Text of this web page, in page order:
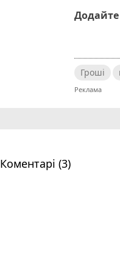
Гроші
Коментарі (3)